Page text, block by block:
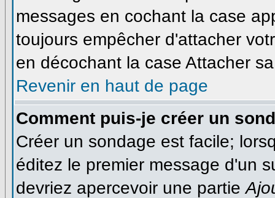
messages en cochant la case
toujours empêcher d'attacher
en décochant la case Attacher
Revenir en haut de page
Comment puis-je créer un
Créer un sondage est facile;
éditez le premier message d'un
devriez apercevoir une partie